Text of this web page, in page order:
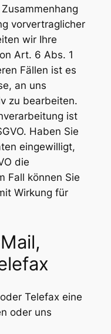
vorvertraglicher
wir Ihre
Art. 6 Abs. 1
Fällen ist es
an uns
zu bearbeiten.
ist
Haben Sie
eingewilligt,
die
Fall können Sie
Wirkung für
Telefax eine
oder uns